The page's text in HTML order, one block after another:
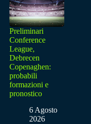
Preliminari
Conference
League,
Debrecen
Copenaghen:
probabili
formazioni e
pronostico
6 Agosto
2026